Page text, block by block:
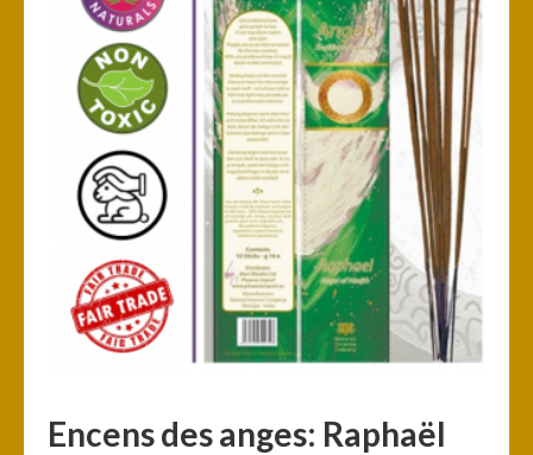
Encens des anges: Raphaël